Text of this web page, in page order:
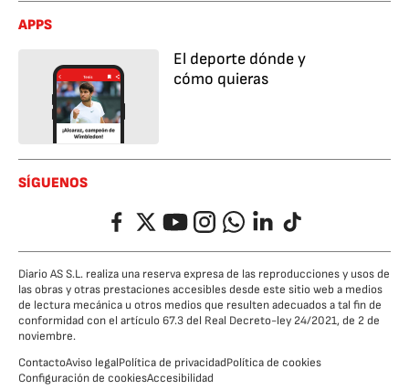
APPS
El deporte dónde y
cómo quieras
SÍGUENOS
FacebookTwitterYouTubeInstagramWhatsappLinkedIn
TikTok
Diario AS S.L. realiza una reserva expresa de las reproducciones y usos de
las obras y otras prestaciones accesibles desde este sitio web a medios
de lectura mecánica u otros medios que resulten adecuados a tal fin de
conformidad con el artículo 67.3 del Real Decreto-ley 24/2021, de 2 de
noviembre.
ContactoAviso legalPolítica de privacidadPolítica de cookies
Configuración de cookiesAccesibilidad